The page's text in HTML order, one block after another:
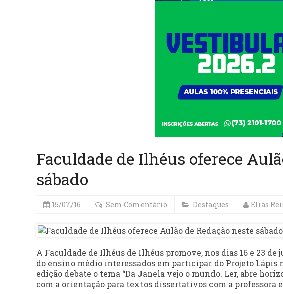
Faculdade de Ilhéus oferece
sábado
15/07/16 Sem Comentário Destaques Elias
A Faculdade de Ilhéus de Ilhéus promove, nos dias 16 e 23
do ensino médio interessados em participar do Projeto Lápis
edição debate o tema “Da Janela vejo o mundo. Ler, abre
com a orientação para textos dissertativos com a professora